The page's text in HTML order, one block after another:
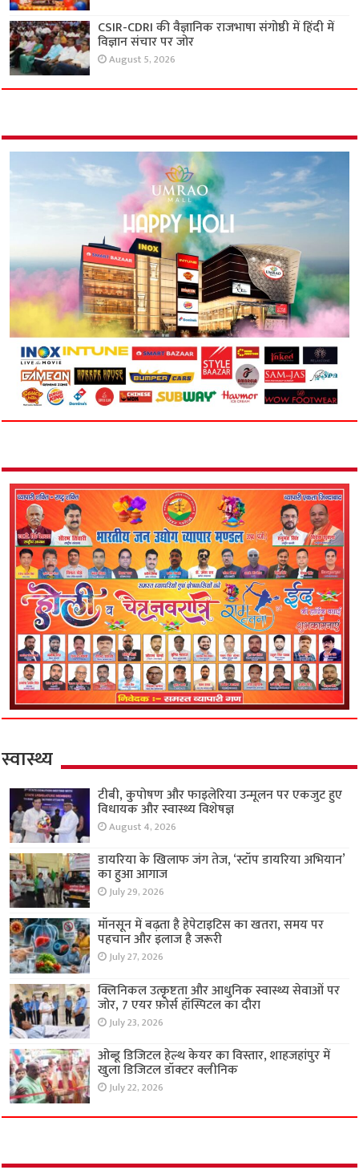
CSIR-CDRI की वैज्ञानिक राजभाषा संगोष्ठी में हिंदी में
विज्ञान संचार पर जोर
August 5, 2026
स्वास्थ्य
टीबी, कुपोषण और फाइलेरिया उन्मूलन पर एकजुट हुए
विधायक और स्वास्थ्य विशेषज्ञ
August 4, 2026
डायरिया के खिलाफ जंग तेज, ‘स्टॉप डायरिया अभियान’
का हुआ आगाज
July 29, 2026
मॉनसून में बढ़ता है हेपेटाइटिस का खतरा, समय पर
पहचान और इलाज है जरूरी
July 27, 2026
क्लिनिकल उत्कृष्टता और आधुनिक स्वास्थ्य सेवाओं पर
जोर, 7 एयर फ़ोर्स हॉस्पिटल का दौरा
July 23, 2026
ओब्डू डिजिटल हेल्थ केयर का विस्तार, शाहजहांपुर में
खुला डिजिटल डॉक्टर क्लीनिक
July 22, 2026